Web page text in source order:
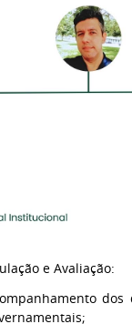
e Avaliação: